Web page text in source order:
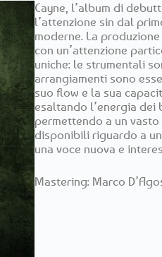
Cayne, l’album di
l’attenzione sin dal
moderne. La
con un’attenzione
uniche: le strumentali
arrangiamenti sono
suo flow e la sua
esaltando l’energia
permettendo a un
disponibili riguardo a
una voce nuova e
Mastering: Marco